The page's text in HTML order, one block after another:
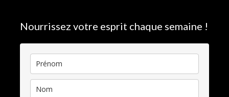
Nourrissez votre esprit chaque semaine !